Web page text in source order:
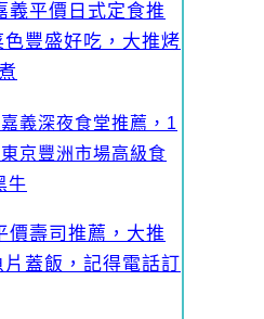
義平價日式定食推
豐盛好吃，大推烤
義深夜食堂推薦，1
京豐洲市場高級食
牛
價壽司推薦，大推
蓋飯，記得電話訂